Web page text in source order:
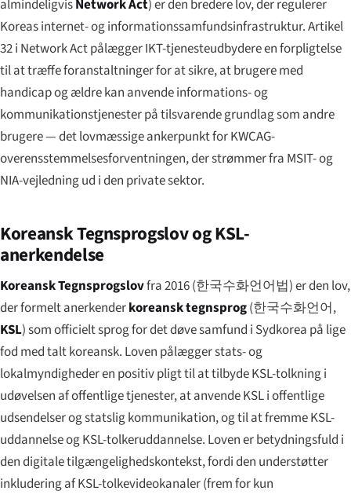
almindeligvisNetwork Act) er den bredere lov, der regulerer
Koreas internet- og informationssamfunds­infrastruktur. Artikel
32 i Network Act pålægger IKT-tjenesteudbydere en forpligtelse
til at træffe foranstaltninger for at sikre, at brugere med
handicap og ældre kan anvende informations- og
kommunikationstjenester på tilsvarende grundlag som andre
brugere — det lovmæssige ankerpunkt for KWCAG-
overensstemmelses­forventningen, der strømmer fra MSIT- og
NIA-vejledning ud i den private sektor.
Koreansk Tegnsprogs­lov og KSL-
anerkendelse
Koreansk Tegnsprogs­lovfra 2016 (한국수화언어법) er den lov,
der formelt anerkenderkoreansk tegnsprog(한국수화언어,
KSL) som officielt sprog for det døve samfund i Sydkorea på lige
fod med talt koreansk. Loven pålægger stats- og
lokalmyndigheder en positiv pligt til at tilbyde KSL-tolkning i
udøvelsen af offentlige tjenester, at anvende KSL i offentlige
udsendelser og statslig kommunikation, og til at fremme KSL-
uddannelse og KSL-tolkeruddannelse. Loven er betydningsfuld i
den digitale tilgængeligheds­kontekst, fordi den understøtter
inkludering af KSL-tolke­videokanaler (frem for kun